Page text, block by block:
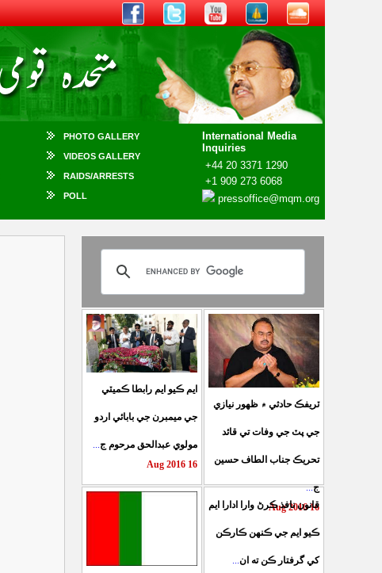
PHOTO GALLERY
International Media
Inquiries
+44 20 3371 1290
+1 909 273 6068
pressoffice@mqm.org
VIDEOS GALLERY
RAIDS/ARRESTS
POLL
ايم ڪيو ايم رابطا ڪميٽي
جي ميمبرن جي بابائي اردو
مولوي عبدالحق مرحوم ج
16 Aug 2016
ٽريفڪ حادثي ۾ ظهور نيازي
جي پٽ جي وفات تي قائد
تحريڪ جناب الطاف حسين
ج...
16 Aug 2016
قانون نافذ ڪرڻ وارا ادارا ايم
ڪيو ايم جي ڪنهن ڪارڪن
کي گرفتار ڪن ته ان...